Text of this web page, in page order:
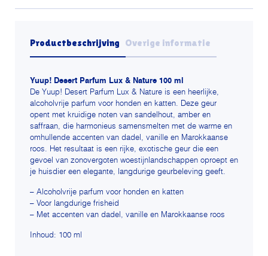
Productbeschrijving Overige informatie
Yuup! Desert Parfum Lux & Nature 100 ml
De Yuup! Desert Parfum Lux & Nature is een heerlijke,
alcoholvrije parfum voor honden en katten. Deze geur
opent met kruidige noten van sandelhout, amber en
saffraan, die harmonieus samensmelten met de warme en
omhullende accenten van dadel, vanille en Marokkaanse
roos. Het resultaat is een rijke, exotische geur die een
gevoel van zonovergoten woestijnlandschappen oproept en
je huisdier een elegante, langdurige geurbeleving geeft.
– Alcoholvrije parfum voor honden en katten
– Voor langdurige frisheid
– Met accenten van dadel, vanille en Marokkaanse roos
Inhoud: 100 ml